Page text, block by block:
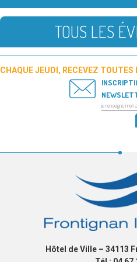
TOUS LES
CHAQUE JEUDI, RECEVEZ TOUTES
Hôtel de Ville – 34113